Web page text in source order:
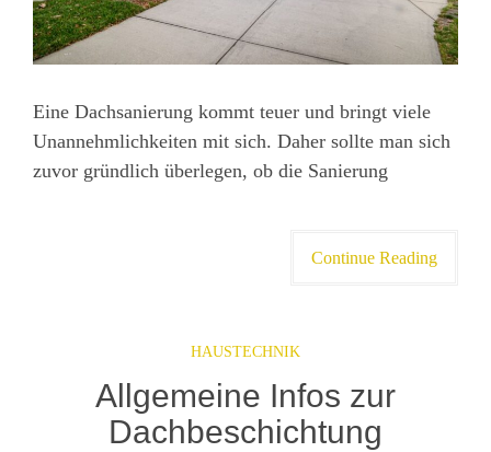
Eine Dachsanierung kommt teuer und bringt viele
Unannehmlichkeiten mit sich. Daher sollte man sich
zuvor gründlich überlegen, ob die Sanierung
Continue Reading
HAUSTECHNIK
Allgemeine Infos zur
Dachbeschichtung